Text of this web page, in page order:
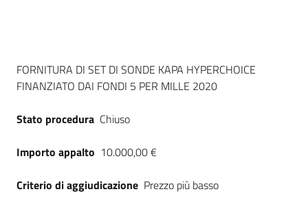
su
Dati del bando
FORNITURA DI SET DI SONDE KAPA HYPERCHOICE
FINANZIATO DAI FONDI 5 PER MILLE 2020
Stato procedura Chiuso
Importo appalto 10.000,00 €
Criterio di aggiudicazione Prezzo più basso